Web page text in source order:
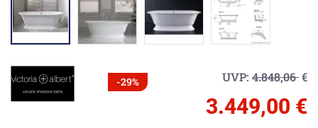
-29% UVP: 4.848,06€
3.449,00 €